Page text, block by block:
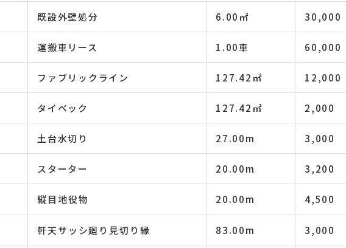
既設外壁処分 6.00㎡ 30,000
運搬車リース 1.00車 60,000
ファブリックライン 127.42㎡ 12,000
タイベック 127.42㎡ 2,000
土台水切り 27.00m 3,000
スターター 20.00m 3,200
縦目地役物 20.00m 4,500
軒天サッシ廻り見切り縁 83.00m 3,000